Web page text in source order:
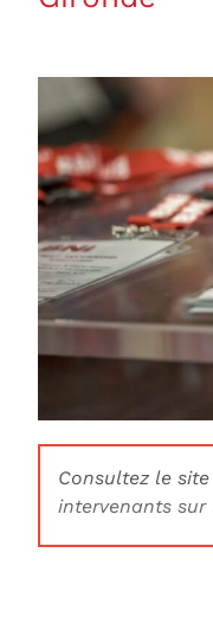
Consultez le
intervenants sur